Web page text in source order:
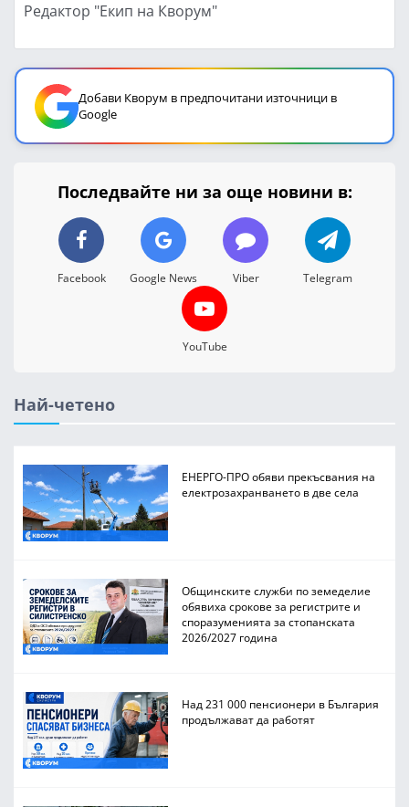
Редактор "Екип на Кворум"
Добави Кворум в предпочитани източници в
Google
Последвайте ни за още новини в:
Facebook Google News Viber Telegram
YouTube
Най-четено
ЕНЕРГО-ПРО обяви прекъсвания на
електрозахранването в две села
Общинските служби по земеделие
обявиха срокове за регистрите и
споразуменията за стопанската
2026/2027 година
Над 231 000 пенсионери в България
продължават да работят